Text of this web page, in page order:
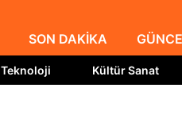
SON DAKİKA
Teknoloji Kültür Sanat